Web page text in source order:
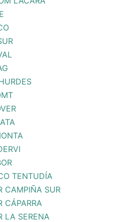
TENTUDÍA
CAMPIÑA SUR
CÁPARRA
LA SERENA